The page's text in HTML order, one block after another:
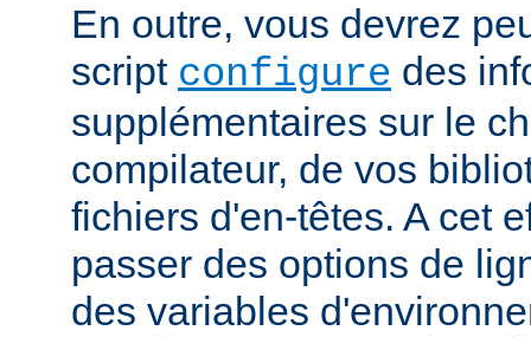
En outre, vous devrez
script configure des
supplémentaires sur le
compilateur, de vos
fichiers d'en-têtes. A cet
passer des options de
des variables